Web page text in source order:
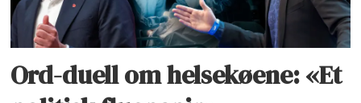
Ord-duell om helsekøene: «Et